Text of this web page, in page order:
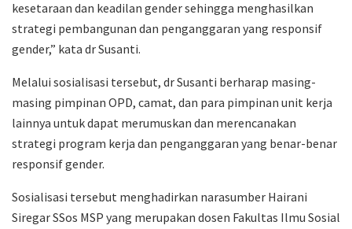
kesetaraan dan keadilan gender sehingga menghasilkan
strategi pembangunan dan penganggaran yang responsif
gender,” kata dr Susanti.
Melalui sosialisasi tersebut, dr Susanti berharap masing-
masing pimpinan OPD, camat, dan para pimpinan unit kerja
lainnya untuk dapat merumuskan dan merencanakan
strategi program kerja dan penganggaran yang benar-benar
responsif gender.
Sosialisasi tersebut menghadirkan narasumber Hairani
Siregar SSos MSP yang merupakan dosen Fakultas Ilmu Sosial